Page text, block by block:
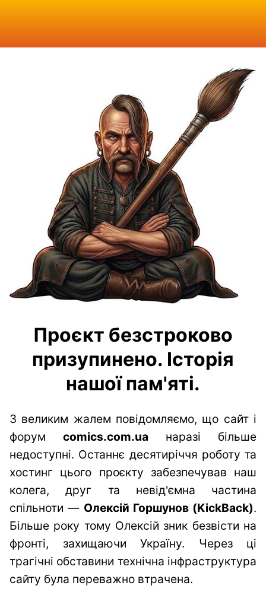
Проєкт безстроково
призупинено. Історія
нашої пам'яті.
З великим жалем повідомляємо, що сайт і
форум comics.com.ua наразі більше
недоступні. Останнє десятиріччя роботу та
хостинг цього проєкту забезпечував наш
колега, друг та невід'ємна частина
спільноти — Олексій Горшунов (KickBack).
Більше року тому Олексій зник безвісти на
фронті, захищаючи Україну. Через ці
трагічні обставини технічна інфраструктура
сайту була переважно втрачена.